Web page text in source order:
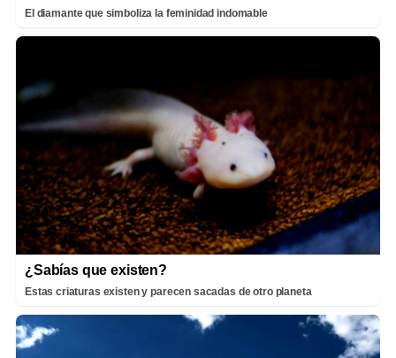
El diamante que simboliza la feminidad indomable
¿Sabías que existen?
Estas criaturas existen y parecen sacadas de otro planeta